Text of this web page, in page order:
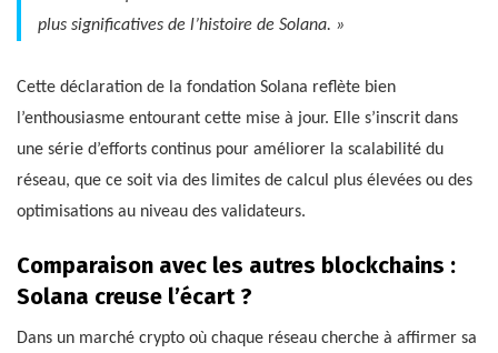
plus significatives de l’histoire de Solana. »
Cette déclaration de la fondation Solana reflète bien
l’enthousiasme entourant cette mise à jour. Elle s’inscrit dans
une série d’efforts continus pour améliorer la scalabilité du
réseau, que ce soit via des limites de calcul plus élevées ou des
optimisations au niveau des validateurs.
Comparaison avec les autres blockchains :
Solana creuse l’écart ?
Dans un marché crypto où chaque réseau cherche à affirmer sa